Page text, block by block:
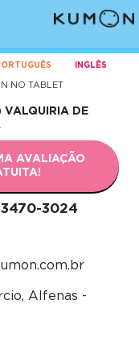
INGLÊS
NO TABLET
VALQUIRIA DE
AVALIAÇÃO
3024
Alfenas -